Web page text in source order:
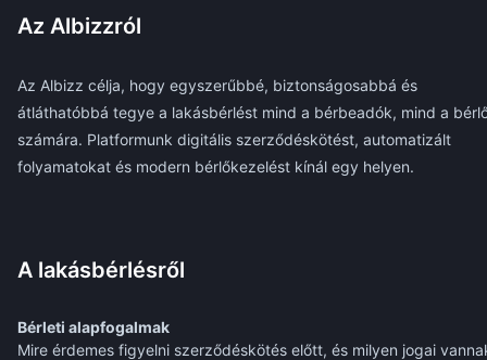
Az Albizzról
Az Albizz célja, hogy egyszerűbbé, biztonságosabbá és
átláthatóbbá tegye a lakásbérlést mind a bérbeadók, mind a
számára. Platformunk digitális szerződéskötést, automatizált
folyamatokat és modern bérlőkezelést kínál egy helyen.
A lakásbérlésről
Bérleti alapfogalmak
Mire érdemes figyelni szerződéskötés előtt, és milyen jogai